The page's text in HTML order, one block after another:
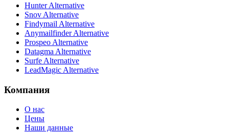
Hunter Alternative
Snov Alternative
Findymail Alternative
Anymailfinder Alternative
Prospeo Alternative
Datagma Alternative
Surfe Alternative
LeadMagic Alternative
Компания
О нас
Цены
Наши данные